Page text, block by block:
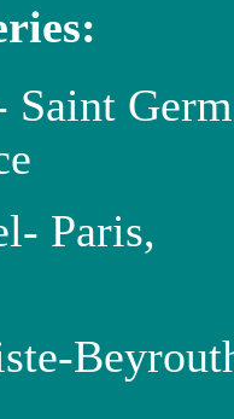
Saint
Paris,